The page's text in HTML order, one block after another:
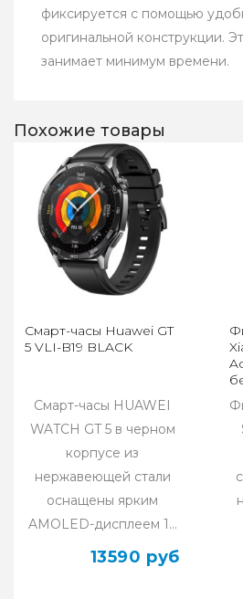
фиксируется с помощью
оригинальной конструкции.
занимает минимум времени.
Похожие товары
Смарт-часы Huawei GT
5 VLI-B19 BLACK
Смарт-часы HUAWEI
WATCH GT 5 в черном
корпусе из
нержавеющей стали
оснащены ярким
AMOLED-дисплеем 1...
13590 руб